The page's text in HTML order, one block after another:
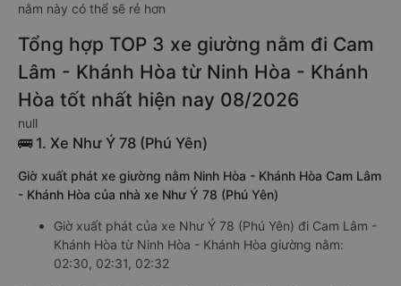
nằm này có thể sẽ rẻ hơn
Tổng hợp TOP 3 xe giường nằm đi Cam
Lâm - Khánh Hòa từ Ninh Hòa - Khánh
Hòa tốt nhất hiện nay 08/2026
null
🚌 1. Xe Như Ý 78 (Phú Yên)
Giờ xuất phát xe giường nằm Ninh Hòa - Khánh Hòa Cam Lâm
- Khánh Hòa của nhà xe Như Ý 78 (Phú Yên)
Giờ xuất phát của xe Như Ý 78 (Phú Yên) đi Cam Lâm -
Khánh Hòa từ Ninh Hòa - Khánh Hòa giường nằm:
02:30, 02:31, 02:32